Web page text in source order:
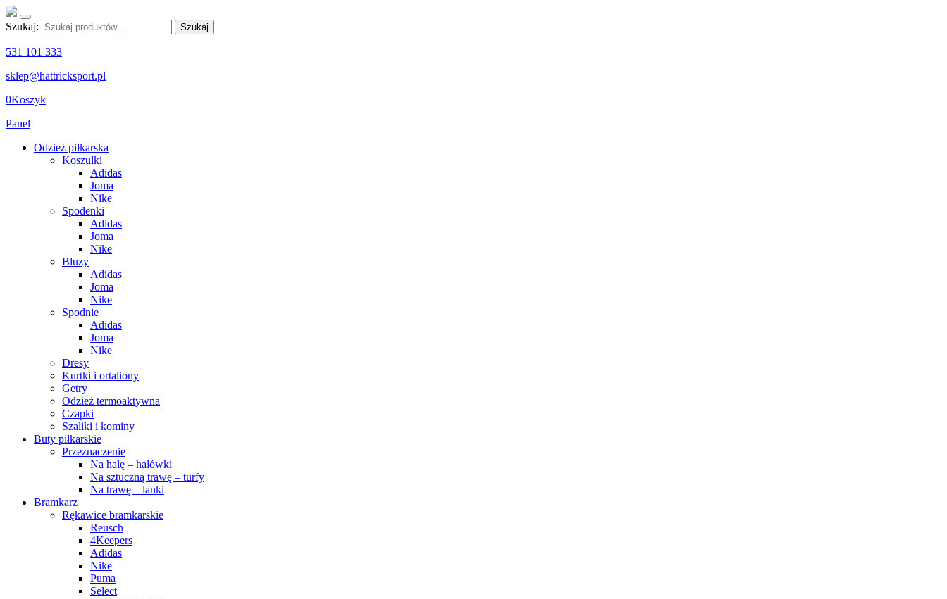
Szukaj: Szukaj
531 101 333
sklep@hattricksport.pl
0Koszyk
Panel
Odzież piłkarska
Koszulki
Adidas
Joma
Nike
Spodenki
Adidas
Joma
Nike
Bluzy
Adidas
Joma
Nike
Spodnie
Adidas
Joma
Nike
Dresy
Kurtki i ortaliony
Getry
Odzież termoaktywna
Czapki
Szaliki i kominy
Buty piłkarskie
Przeznaczenie
Na halę – halówki
Na sztuczną trawę – turfy
Na trawę – lanki
Bramkarz
Rękawice bramkarskie
Reusch
4Keepers
Adidas
Nike
Puma
Select